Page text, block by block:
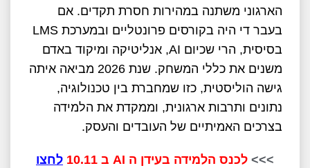
הארגוני משתנה במהירות חסרת תקדים. אם
בעבר די היה בקורסים פרונטליים ובמערכת LMS
בסיסית, הרי שכיום AI, אנליטיקה ומיקוד באדם
משנים את כללי המשחק. שנת 2026 מביאה איתה
גישה הוליסטית, כזו שמחברת בין טכנולוגיה,
נתונים ותרבות ארגונית, וממקדת את הלמידה
בצרכים האמיתיים של העובדים והעסק.
>>> לכנס הלמידה בעידן ה AI ב 10.11
לחצו